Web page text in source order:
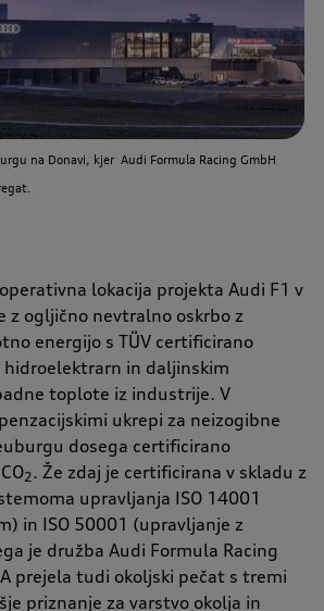
na Donavi, kjer Audi Formula Racing GmbH
lokacija projekta Audi F1 v
z ogljično nevtralno oskrbo z
energijo s TÜV certificirano
hidroelektrarn in daljinskim
toplote iz industrije. V
ukrepi za neizogibne
dosega certificirano
2. Že zdaj je certificirana v skladu z
upravljanja ISO 14001
in ISO 50001 (upravljanje z
je družba Audi Formula Racing
prejela tudi okoljski pečat s tremi
priznanje za varstvo okolja in